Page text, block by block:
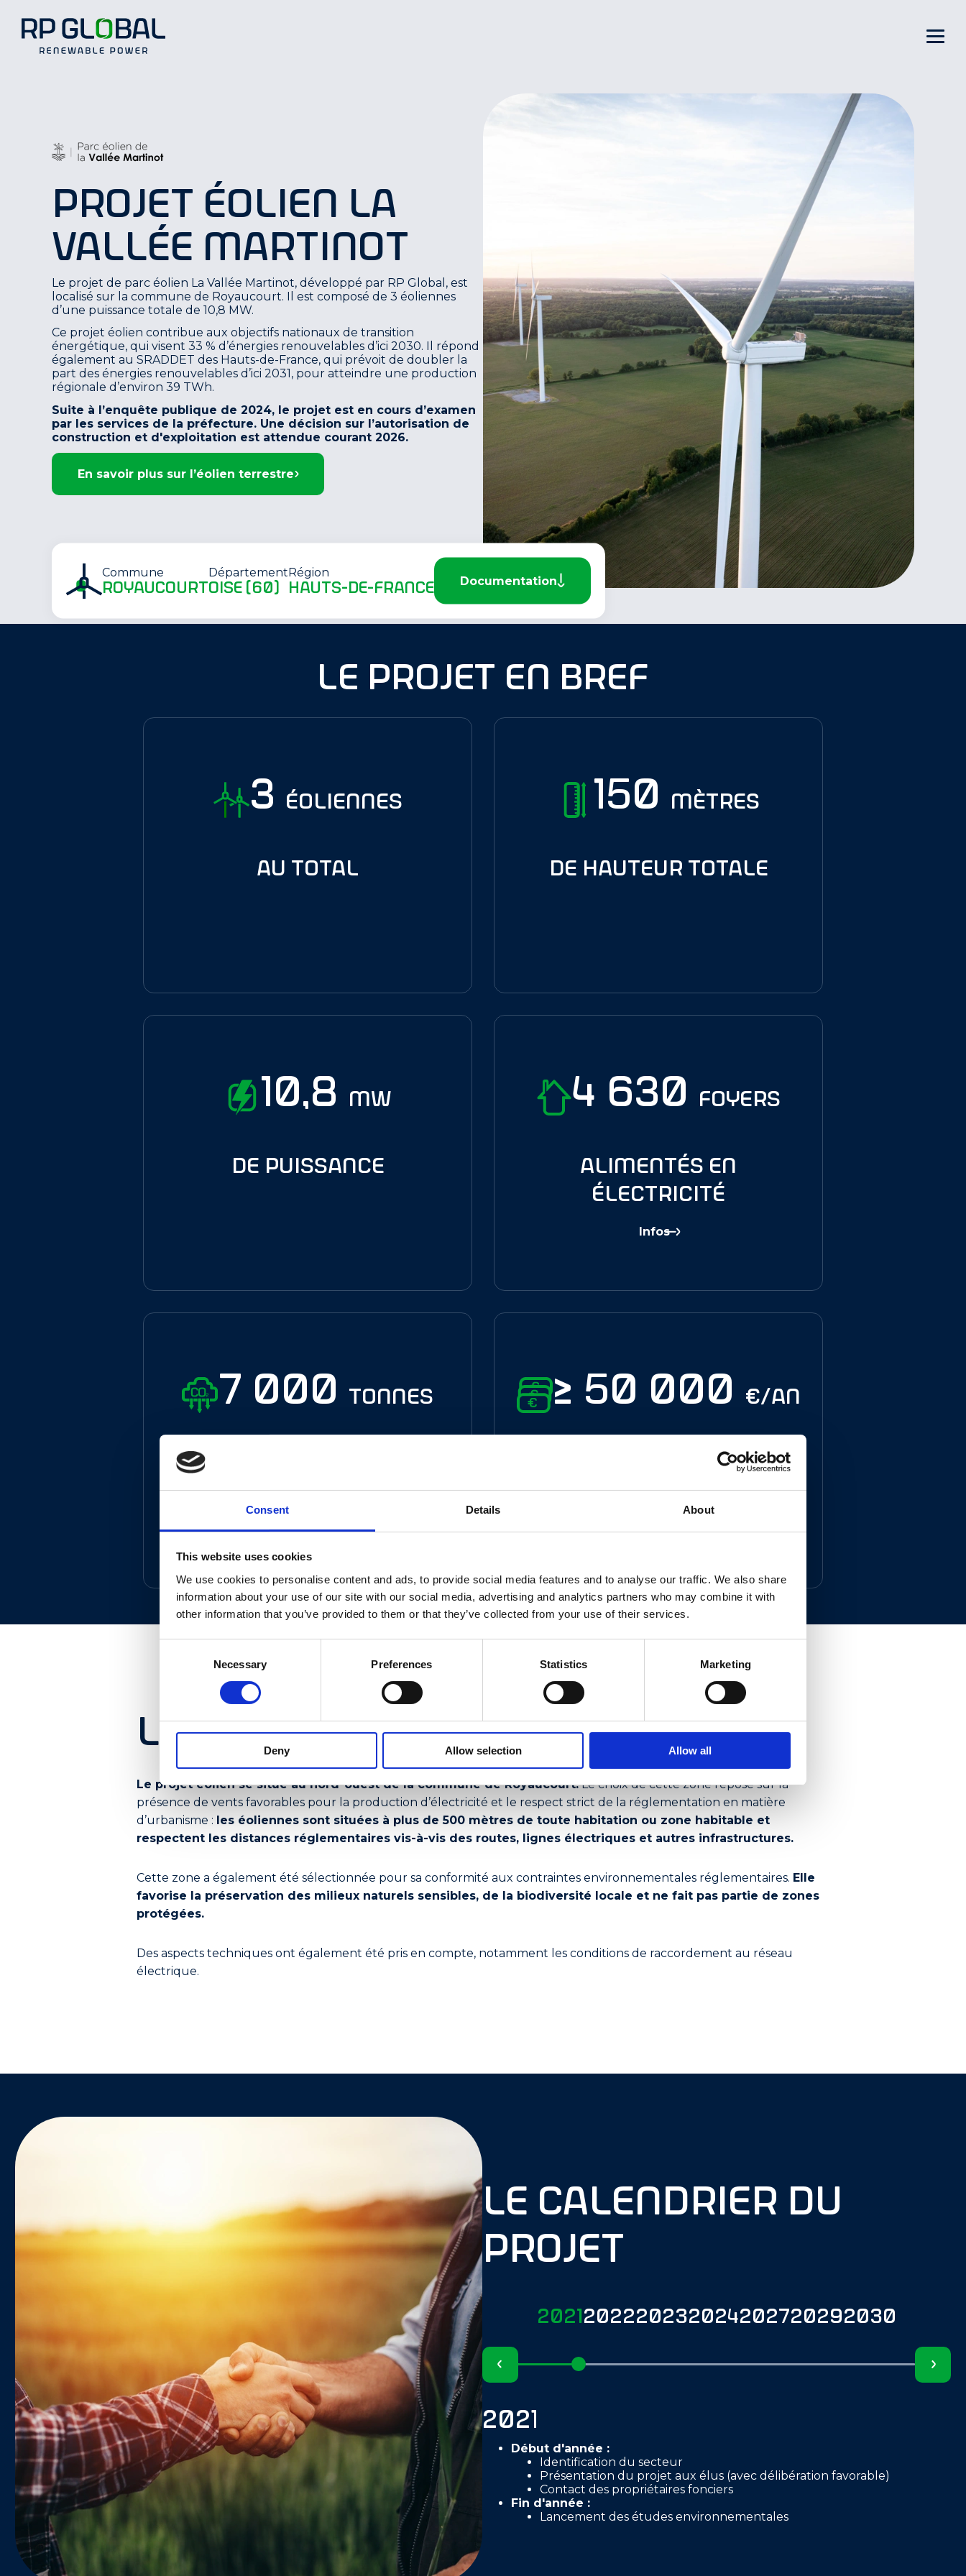
Consent Details About
This website uses cookies
We use cookies to personalise content and ads, to provide social media features and to analyse our traffic. We also share
information about your use of our site with our social media, advertising and analytics partners who may combine it with
other information that you’ve provided to them or that they’ve collected from your use of their services.
Necessary Preferences Statistics Marketing
Deny Allow selection Allow all
Projet éolien La
Vallée Martinot
Le projet de parc éolien La Vallée Martinot, développé par RP Global, est
localisé sur la commune de Royaucourt. Il est composé de 3 éoliennes
d’une puissance totale de 10,8 MW.
Ce projet éolien contribue aux objectifs nationaux de transition
énergétique, qui visent 33 % d’énergies renouvelables d’ici 2030. Il répond
également au SRADDET des Hauts-de-France, qui prévoit de doubler la
part des énergies renouvelables d’ici 2031, pour atteindre une production
régionale d’environ 39 TWh.
Suite à l’enquête publique de 2024, le projet est en cours d’examen
par les services de la préfecture. Une décision sur l’autorisation de
construction et d'exploitation est attendue courant 2026.
En savoir plus sur l’éolien terrestre
Commune
royaucourt
Département
oise (60)
Région
hauts-de-france Documentation
le projet en bref
3 éoliennes
au total
150 mètres
de hauteur totale
10,8 MW
de puissance
4 630 foyers
alimentés en
électricité
Infos
7 000 tonnes
de Co₂ évitées par
année
Infos
≥ 50 000 €/an
de retombées fiscales
pour la commune
Infos
la localisation du projet
Le projet éolien se situe au nord-ouest de la commune de Royaucourt.Le choix de cette zone repose sur la
présence de vents favorables pour la production d’électricité et le respect strict de la réglementation en matière
d’urbanisme : les éoliennes sont situées à plus de 500 mètres de toute habitation ou zone habitable et
respectent les distances réglementaires vis-à-vis des routes, lignes électriques et autres infrastructures.
Cette zone a également été sélectionnée pour sa conformité aux contraintes environnementales réglementaires. Elle
favorise la préservation des milieux naturels sensibles, de la biodiversité locale et ne fait pas partie de zones
protégées.
Des aspects techniques ont également été pris en compte, notamment les conditions de raccordement au réseau
électrique.
Le calendrier du
projet
2021202220232024202720292030
2021
Début d'année :
Identification du secteur
Présentation du projet aux élus (avec délibération favorable)
Contact des propriétaires fonciers
Fin d'année :
Lancement des études environnementales